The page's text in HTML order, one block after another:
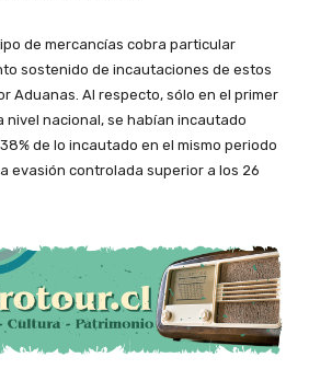
de mercancías cobra particular
sostenido de incautaciones de estos
Aduanas. Al respecto, sólo en el primer
nivel nacional, se habían incautado
de lo incautado en el mismo periodo
evasión controlada superior a los 26